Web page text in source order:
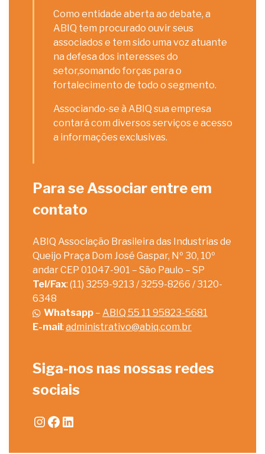
Como entidade aberta ao debate, a
ABIQ tem procurado ouvir seus
associados e tem sido uma voz atuante
na defesa dos interesses do
setor,somando forças para o
fortalecimento de todo o segmento.
Associando-se à ABIQ sua empresa
contará com diversos serviços e acesso
a informações exclusivas.
Para se Associar entre em
contato
ABIQ Associação Brasileira das Industrias de
Queijo Praça Dom José Gaspar, Nº 30, 10º
andar CEP 01047-901 – São Paulo – SP
Tel/Fax: (11) 3259-9213 / 3259-8266 / 3120-
6348
Whatsapp – ABIQ 55 11 95823-5681
E-mail: administrativo@abiq.com.br
Siga-nos nas nossas redes
sociais
Instagram
Facebook
LinkedIn